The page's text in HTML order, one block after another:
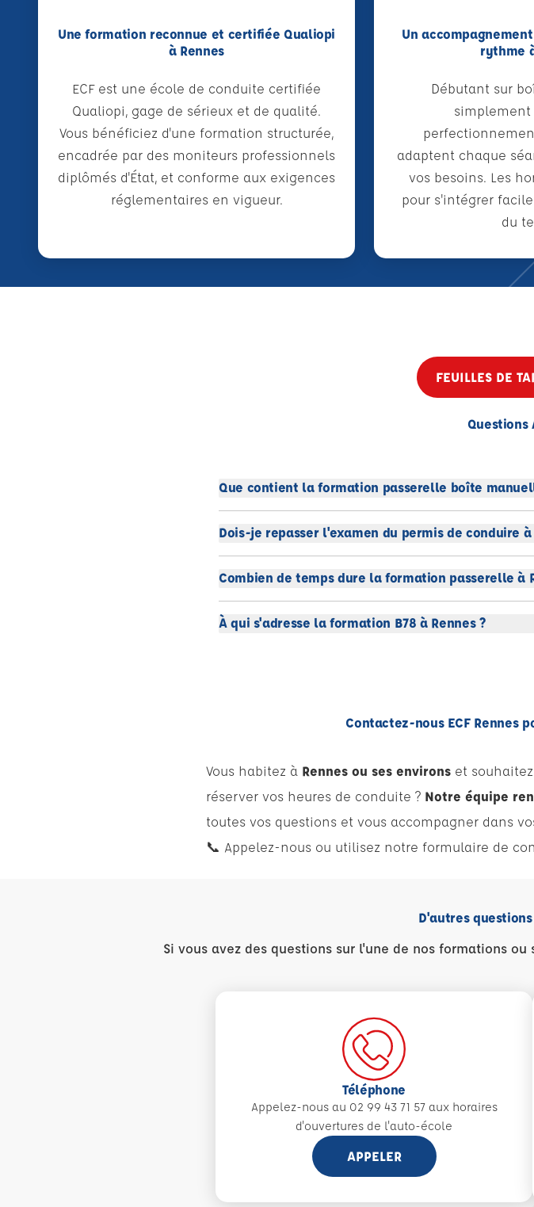
Une formation reconnue et certifiée Qualiopi
à Rennes
ECF est une école de conduite certifiée
Qualiopi, gage de sérieux et de qualité.
Vous bénéficiez d'une formation structurée,
encadrée par des moniteurs professionnels
diplômés d'État, et conforme aux exigences
réglementaires en vigueur.
Un
rythme
Débutant sur
simplement
adaptent chaque
vos besoins. Les
pour s'intégrer
du
FEUILLES DE
Questions
Que contient la formation passerelle boîte
Dois-je repasser l'examen du permis de conduire à
Combien de temps dure la formation passerelle à
À qui s'adresse la formation B78 à Rennes ?
Contactez-nous ECF Rennes
Vous habitez à Rennes ou ses environs et
réserver vos heures de conduite ? Notre équipe
toutes vos questions et vous accompagner dans
📞 Appelez-nous ou utilisez notre formulaire de
D'autres
Si vous avez des questions sur l'une de nos formations
Téléphone
Appelez-nous au 02 99 43 71 57 aux horaires
d'ouvertures de l'auto-école
APPELER